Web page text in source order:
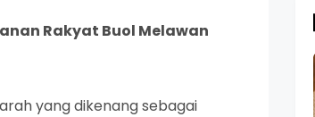
Rakyat Buol Melawan
yang dikenang sebagai